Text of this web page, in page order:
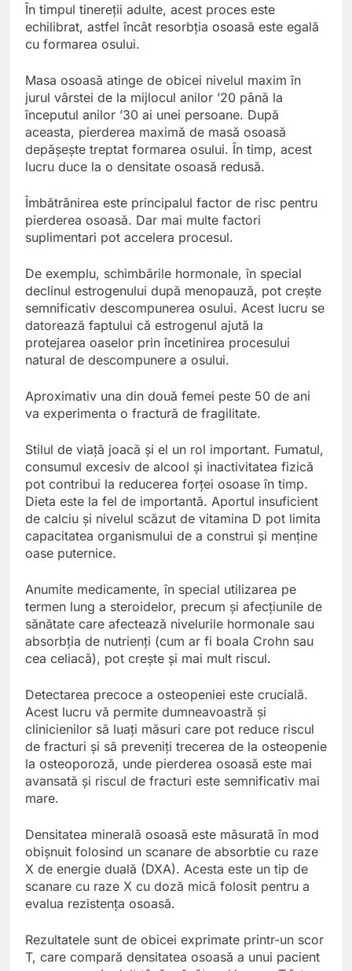
În timpul tinereții adulte, acest proces este
echilibrat, astfel încât resorbția osoasă este egală
cu formarea osului.
Masa osoasă atinge de obicei nivelul maxim în
jurul vârstei de la mijlocul anilor ’20 până la
începutul anilor ’30 ai unei persoane. După
aceasta, pierderea maximă de masă osoasă
depășește treptat formarea osului. În timp, acest
lucru duce la o densitate osoasă redusă.
Îmbătrânirea este principalul factor de risc pentru
pierderea osoasă. Dar mai multe factori
suplimentari pot accelera procesul.
De exemplu, schimbările hormonale, în special
declinul estrogenului după menopauză, pot crește
semnificativ descompunerea osului. Acest lucru se
datorează faptului că estrogenul ajută la
protejarea oaselor prin încetinirea procesului
natural de descompunere a osului.
Aproximativ una din două femei peste 50 de ani
va experimenta o fractură de fragilitate.
Stilul de viață joacă și el un rol important. Fumatul,
consumul excesiv de alcool și inactivitatea fizică
pot contribui la reducerea forței osoase în timp.
Dieta este la fel de importantă. Aportul insuficient
de calciu și nivelul scăzut de vitamina D pot limita
capacitatea organismului de a construi și menține
oase puternice.
Anumite medicamente, în special utilizarea pe
termen lung a steroidelor, precum și afecțiunile de
sănătate care afectează nivelurile hormonale sau
absorbția de nutrienți (cum ar fi boala Crohn sau
cea celiacă), pot crește și mai mult riscul.
Detectarea precoce a osteopeniei este crucială.
Acest lucru vă permite dumneavoastră și
clinicienilor să luați măsuri care pot reduce riscul
de fracturi și să preveniți trecerea de la osteopenie
la osteoporoză, unde pierderea osoasă este mai
avansată și riscul de fracturi este semnificativ mai
mare.
Densitatea minerală osoasă este măsurată în mod
obișnuit folosind un scanare de absorbtie cu raze
X de energie duală (DXA). Acesta este un tip de
scanare cu raze X cu doză mică folosit pentru a
evalua rezistența osoasă.
Rezultatele sunt de obicei exprimate printr-un scor
T, care compară densitatea osoasă a unui pacient